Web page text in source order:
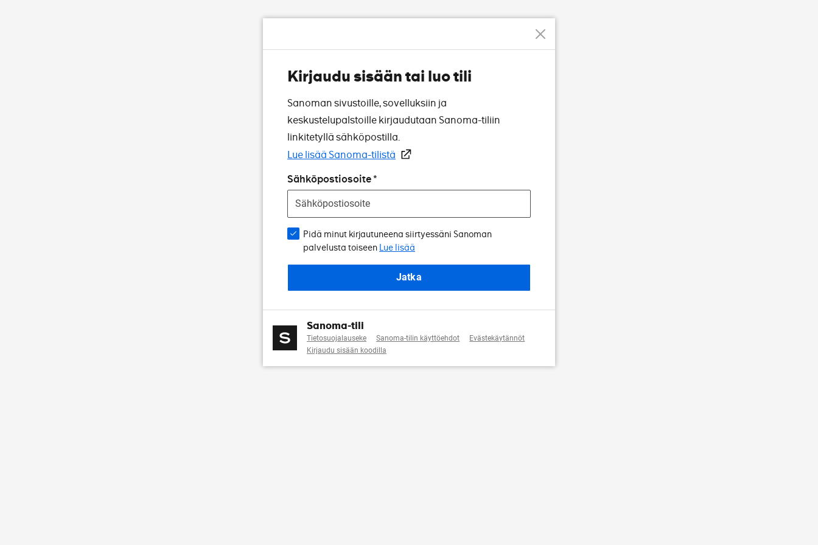
Kirjaudu sisään tai luo tili
Sanoman sivustoille, sovelluksiin ja
keskustelupalstoille kirjaudutaan Sanoma-tiliin
linkitetyllä sähköpostilla.
Lue lisää Sanoma-tilistä
Sähköpostiosoite
Pidä minut kirjautuneena siirtyessäni Sanoman
palvelusta toiseen Lue lisää
Jatka
Sanoma-tili
Tietosuojalauseke Sanoma-tilin käyttöehdot
Evästekäytännöt
Kirjaudu sisään koodilla